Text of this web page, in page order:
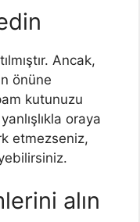
Ancak,
önüne
kutunuzu
oraya
etmezseniz,
alın